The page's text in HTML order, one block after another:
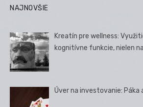
NAJNOVŠIE
Kreatín pre wellness:
kognitívne funkcie, nielen
Úver na investovanie: Páka